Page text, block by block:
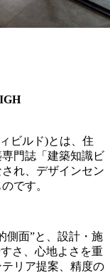
ビルド)とは、住
門誌「建築知識ビ
れ、デザインセン
です。
側面”と、設計・施
さ、心地よさを重
リア提案、精度の